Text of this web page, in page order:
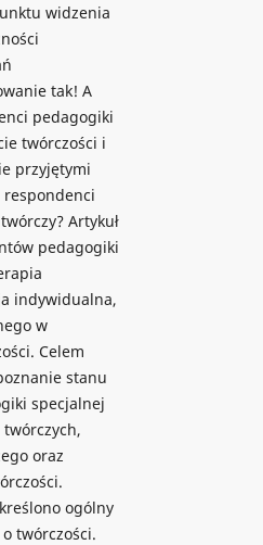
widzenia
tak! A
pedagogiki
twórczości i
przyjętymi
respondenci
Artykuł
pedagogiki
indywidualna,
w
Celem
stanu
specjalnej
oraz
ogólny
twórczości.